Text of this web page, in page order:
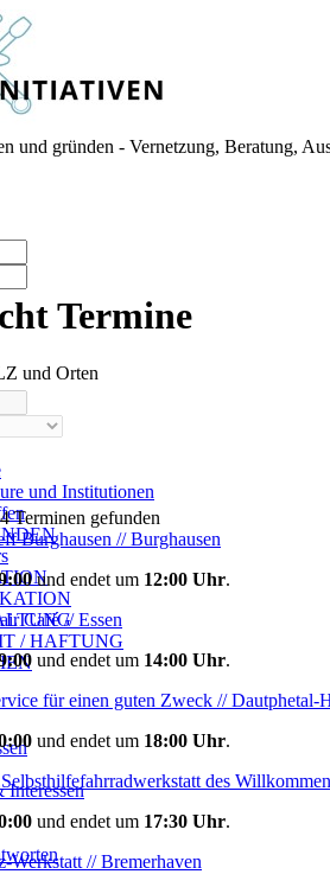
und gründen - Vernetzung, Beratung,
und Institutionen
/ HAFTUNG
Interessen
Termine
und Orten
Terminen gefunden
Burghausen // Burghausen
und endet um 12:00 Uhr.
Café // Essen
und endet um 14:00 Uhr.
für einen guten Zweck // Dautphetal-
und endet um 18:00 Uhr.
des
und endet um 17:30 Uhr.
Werkstatt // Bremerhaven